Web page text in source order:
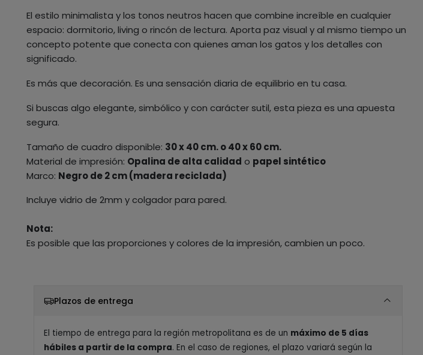
El estilo minimalista y los tonos neutros hacen que combine increíble en cualquier
espacio: dormitorio, living o rincón de lectura. Aporta paz visual y al mismo tiempo un
concepto potente que conecta con quienes aman los gatos y los detalles con
significado.
Es más que decoración. Es una sensación diaria de equilibrio en tu casa.
Si buscas algo elegante, simbólico y con carácter sutil, esta pieza es una apuesta
segura.
Tamaño de cuadro disponible: 30 x 40 cm. o 40 x 60 cm.
Material de impresión: Opalina de alta calidad o papel sintético
Marco: Negro de 2 cm (madera reciclada)
Incluye vidrio de 2mm y colgador para pared.
Nota:
Es posible que las proporciones y colores de la impresión, cambien un poco.
Plazos de entrega
El tiempo de entrega para la región metropolitana es de un máximo de 5 días
hábiles a partir de la compra. En el caso de regiones, el plazo variará según la